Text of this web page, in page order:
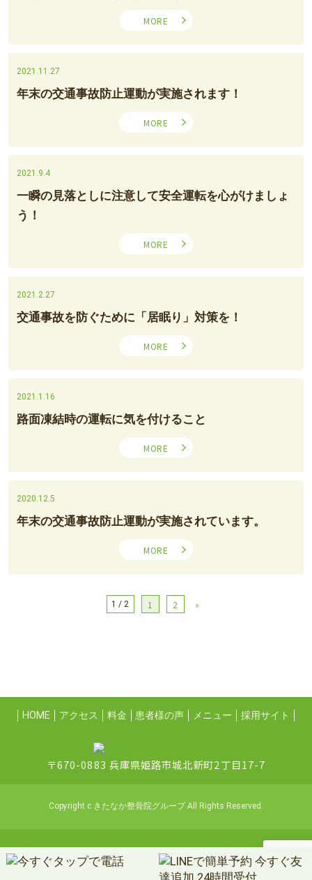
MORE
2021.11.27
年末の交通事故防止運動が実施されます！
MORE
2021.9.4
一瞬の見落としに注意して安全運転を心がけましょ
う！
MORE
2021.2.27
交通事故を防ぐために「居眠り」対策を！
MORE
2021.1.16
路面凍結時の運転に気を付けること
MORE
2020.12.5
年末の交通事故防止運動が実施されています。
MORE
1 / 2 1 2 »
HOME アクセス 料金 患者様の声 メニュー 採用サイト
〒670-0883 兵庫県姫路市城北新町2丁目17-7
Copyright c きたなか整骨院グループ All Rights Reserved.